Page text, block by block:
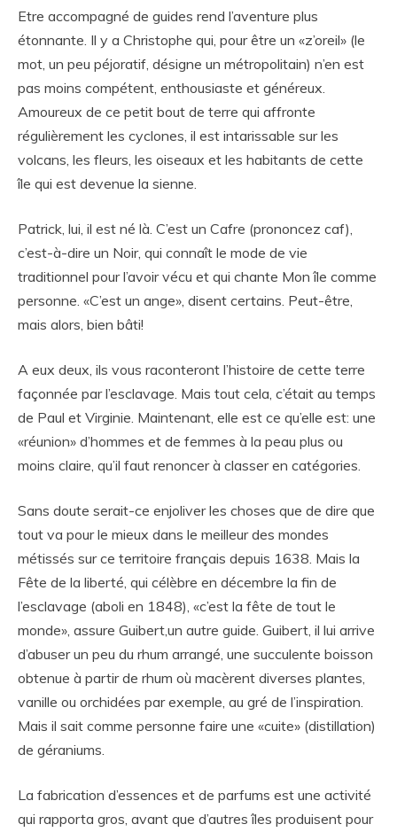
Etre accompagné de guides rend l’aventure plus
étonnante. Il y a Christophe qui, pour être un «z’oreil» (le
mot, un peu péjoratif, désigne un métropolitain) n’en est
pas moins compétent, enthousiaste et généreux.
Amoureux de ce petit bout de terre qui affronte
régulièrement les cyclones, il est intarissable sur les
volcans, les fleurs, les oiseaux et les habitants de cette
île qui est devenue la sienne.
Patrick, lui, il est né là. C’est un Cafre (prononcez caf),
c’est-à-dire un Noir, qui connaît le mode de vie
traditionnel pour l’avoir vécu et qui chante Mon île comme
personne. «C’est un ange», disent certains. Peut-être,
mais alors, bien bâti!
A eux deux, ils vous raconteront l’histoire de cette terre
façonnée par l’esclavage. Mais tout cela, c’était au temps
de Paul et Virginie. Maintenant, elle est ce qu’elle est: une
«réunion» d’hommes et de femmes à la peau plus ou
moins claire, qu’il faut renoncer à classer en catégories.
Sans doute serait-ce enjoliver les choses que de dire que
tout va pour le mieux dans le meilleur des mondes
métissés sur ce territoire français depuis 1638. Mais la
Fête de la liberté, qui célèbre en décembre la fin de
l’esclavage (aboli en 1848), «c’est la fête de tout le
monde», assure Guibert,un autre guide. Guibert, il lui arrive
d’abuser un peu du rhum arrangé, une succulente boisson
obtenue à partir de rhum où macèrent diverses plantes,
vanille ou orchidées par exemple, au gré de l’inspiration.
Mais il sait comme personne faire une «cuite» (distillation)
de géraniums.
La fabrication d’essences et de parfums est une activité
qui rapporta gros, avant que d’autres îles produisent pour